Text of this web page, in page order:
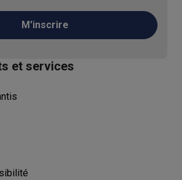
M'inscrire
et services